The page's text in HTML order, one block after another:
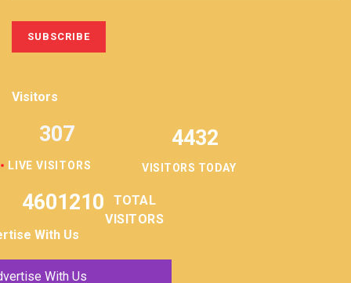
Visitors
LIVE VISITORS
307 4432
VISITORS TODAY
4601210
TOTAL
VISITORS
With Us
With Us